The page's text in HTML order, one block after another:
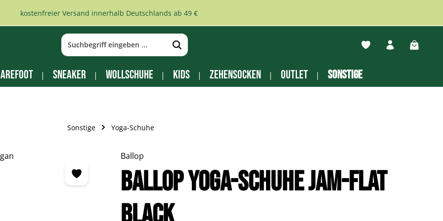
kostenfreier Versand innerhalb Deutschlands ab 49 €
Du hast 0 Produkte
Sneaker Wollschuhe Kids Zehensocken Outlet Sonstige
Sonstige Yoga-Schuhe
Ballop
BALLOP Yoga-Schuhe Jam-Flat